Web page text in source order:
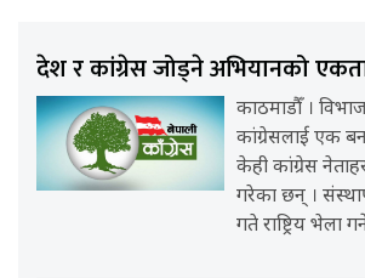
देश र कांग्रेस जोड्ने अभियानको
काठमाडौँ ।
कांग्रेसलाई एक
केही कांग्रेस
गरेका छन् ।
गते राष्ट्रिय भेला